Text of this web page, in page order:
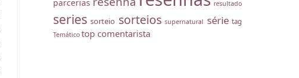
parcerias resultado
series sorteio sorteios supernatural série tag
Temático top comentarista